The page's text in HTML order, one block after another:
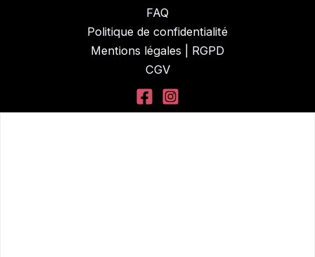
FAQ
Politique de confidentialité
Mentions légales | RGPD
CGV